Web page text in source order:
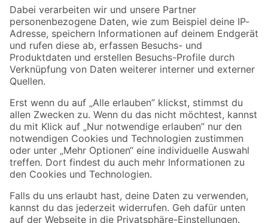
Zahlungsarten Versandarten
Sicher einkaufen
Jetzt die toom-App herunterladen
Alle Preisangaben in EUR inkl. gesetzl. MwSt.. Die dargestellten Angebote sind unter
Umständen nicht in allen Märkten verfügbar. Die angegebenen Verfügbarkeiten beziehen